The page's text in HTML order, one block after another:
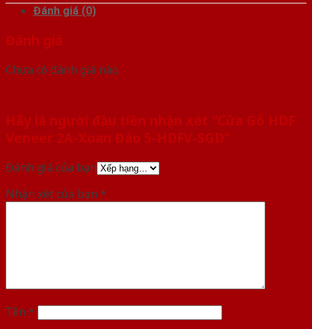
Đánh giá (0)
Đánh giá
Chưa có đánh giá nào.
Hãy là người đầu tiên nhận xét “Cửa Gỗ HDF
Veneer 2A-Xoan Đào 5-HDFV-SGD”
Đánh giá của bạn
Nhận xét của bạn *
Tên *